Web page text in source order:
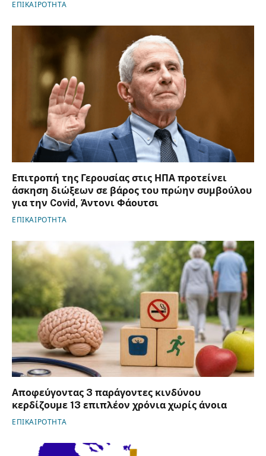
ΕΠΙΚΑΙΡΟΤΗΤΑ
Επιτροπή της Γερουσίας στις ΗΠΑ προτείνει
άσκηση διώξεων σε βάρος του πρώην συμβούλου
για την Covid, Άντονι Φάουτσι
ΕΠΙΚΑΙΡΟΤΗΤΑ
Αποφεύγοντας 3 παράγοντες κινδύνου
κερδίζουμε 13 επιπλέον χρόνια χωρίς άνοια
ΕΠΙΚΑΙΡΟΤΗΤΑ